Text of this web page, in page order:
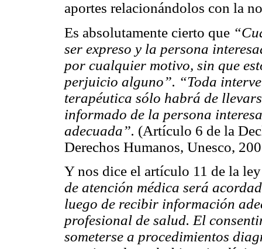
aportes relacionándolos con la
Es absolutamente cierto que
ser expreso y la persona
por cualquier motivo, sin que
perjuicio alguno”. “Toda
terapéutica sólo habrá de
informado de la persona
adecuada”. (Artículo 6 de la
Derechos Humanos, Unesco,
Y nos dice el artículo 11 de la
de atención médica será
luego de recibir información
profesional de salud. El
someterse a procedimientos